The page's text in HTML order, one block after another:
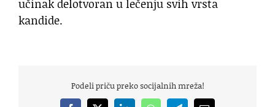
učinak delotvoran u lečenju svih vrsta
kandide.
Podeli priču preko socijalnih mreža!